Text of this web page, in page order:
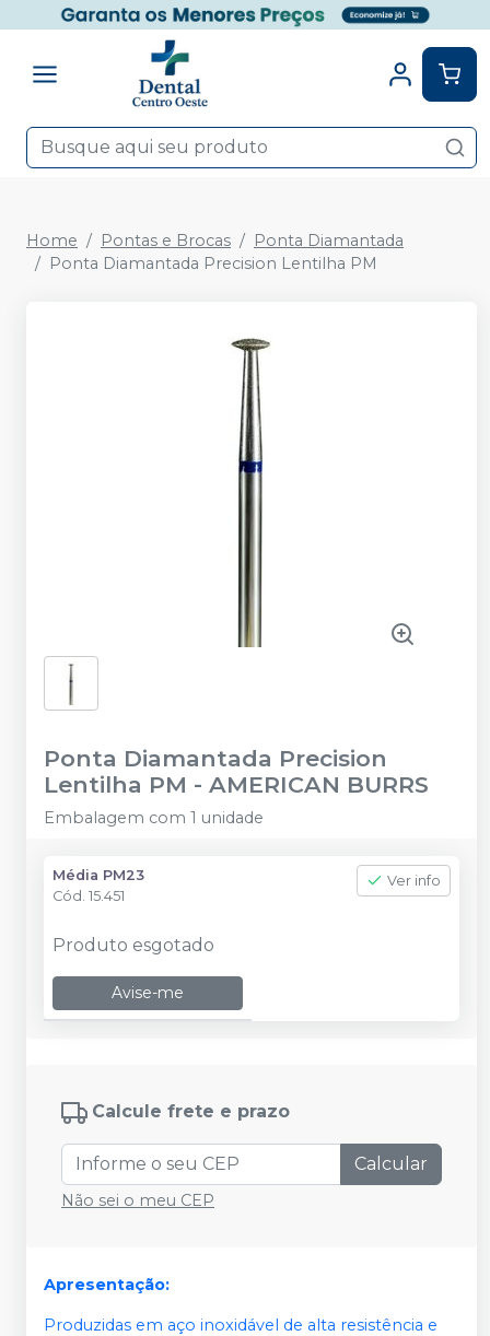
Home Pontas e Brocas
Ponta Diamantada
Ponta Diamantada Precision Lentilha PM
Ponta Diamantada Precision
Lentilha PM - AMERICAN BURRS
Embalagem com 1 unidade
Média PM23
Cód. 15.451
Ver info
Produto esgotado
Avise-me
Calcule frete e prazo
Calcular
Não sei o meu CEP
Apresentação:
Produzidas em aço inoxidável de alta resistência e